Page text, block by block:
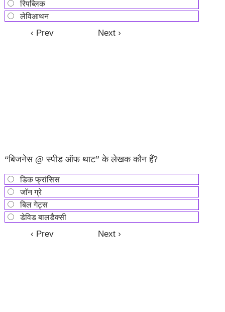
रिपब्लिक
लेविआथन
“बिजनेस @ स्पीड ऑफ थाट” के लेखक कौन हैं?
डिक फ्रांसिस
जाॅन ग्रे
बिल गेट्स
डेविड बालडैक्सी